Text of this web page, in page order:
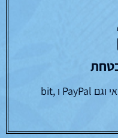
עובדים עם כל כרטיסי האשראי וגם PayPal ו bit,